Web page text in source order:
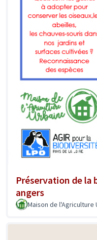
Préservation de la
angers
Maison de l'Agriculture